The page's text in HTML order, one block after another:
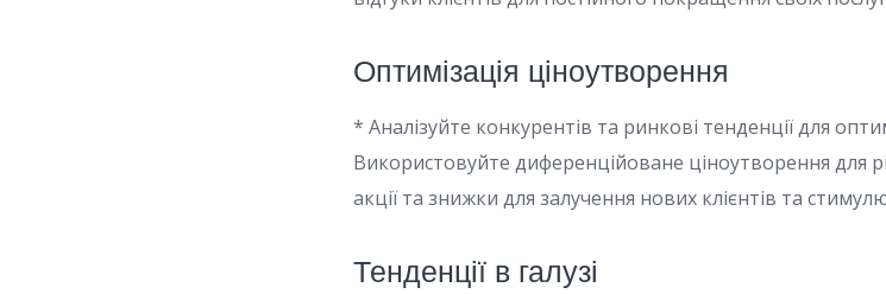
Оптимізація ціноутворення
* Аналізуйте конкурентів та ринкові тенденції для
Використовуйте диференційоване ціноутворення для
акції та знижки для залучення нових клієнтів та
Тенденції в галузі